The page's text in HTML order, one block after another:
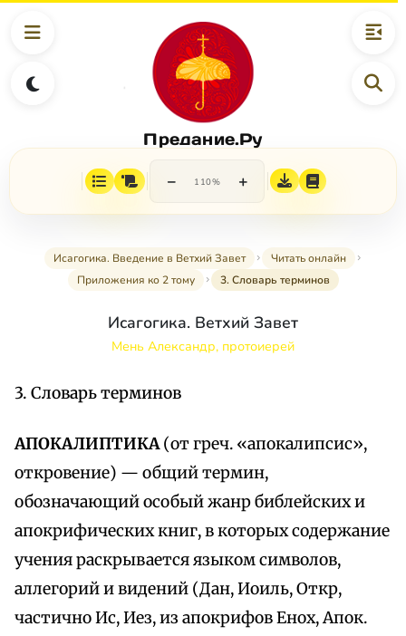
Предание.Ру
− 110% +
Исагогика. Введение в Ветхий Завет
Читать онлайн
Приложения ко 2 тому
3. Словарь терминов
Исагогика. Ветхий Завет
Мень Александр, протоиерей
3. Словарь терминов
АПОКАЛИПТИКА(от греч. «апокалипсис»,
откровение) — общий термин,
обозначающий особый жанр библейских и
апокрифических книг, в которых содержание
учения раскрывается языком символов,
аллегорий и видений (Дан, Иоиль, Откр,
частично Ис, Иез, из апокрифов Енох, Апок.